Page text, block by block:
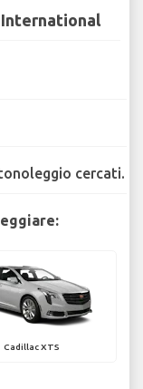
cercati.
Cadillac XTS